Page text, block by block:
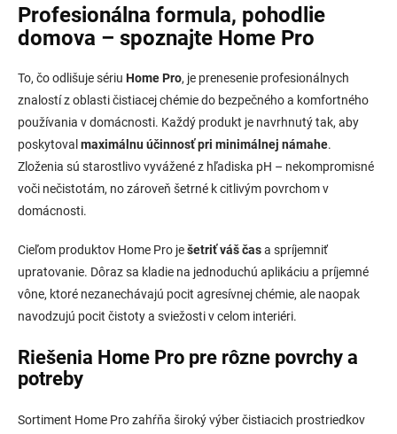
l
á
d
c
i
p
r
v
k
y
p
s
u
Profesionálna formula, pohodlie
domova – spoznajte Home Pro
To, čo odlišuje sériu Home Pro, je prenesenie profesionálnych
znalostí z oblasti čistiacej chémie do bezpečného a komfortného
používania v domácnosti. Každý produkt je navrhnutý tak, aby
poskytoval maximálnu účinnosť pri minimálnej námahe.
Zloženia sú starostlivo vyvážené z hľadiska pH – nekompromisné
voči nečistotám, no zároveň šetrné k citlivým povrchom v
domácnosti.
Cieľom produktov Home Pro ješetriť váš časa spríjemniť
upratovanie. Dôraz sa kladie na jednoduchú aplikáciu a príjemné
vône, ktoré nezanechávajú pocit agresívnej chémie, ale naopak
navodzujú pocit čistoty a sviežosti v celom interiéri.
Riešenia Home Pro pre rôzne povrchy a
potreby
Sortiment Home Pro zahŕňa široký výber čistiacich prostriedkov